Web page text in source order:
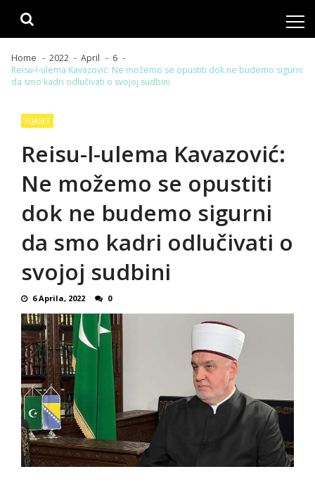
Home 2022 April
6
Reisu-l-ulema Kavazović: Ne možemo se opustiti dok ne budemo sigurni
da smo kadri odlučivati o svojoj sudbini
RIJASET
Reisu-l-ulema Kavazović:
Ne možemo se opustiti
dok ne budemo sigurni
da smo kadri odlučivati o
svojoj sudbini
6 Aprila, 2022 0